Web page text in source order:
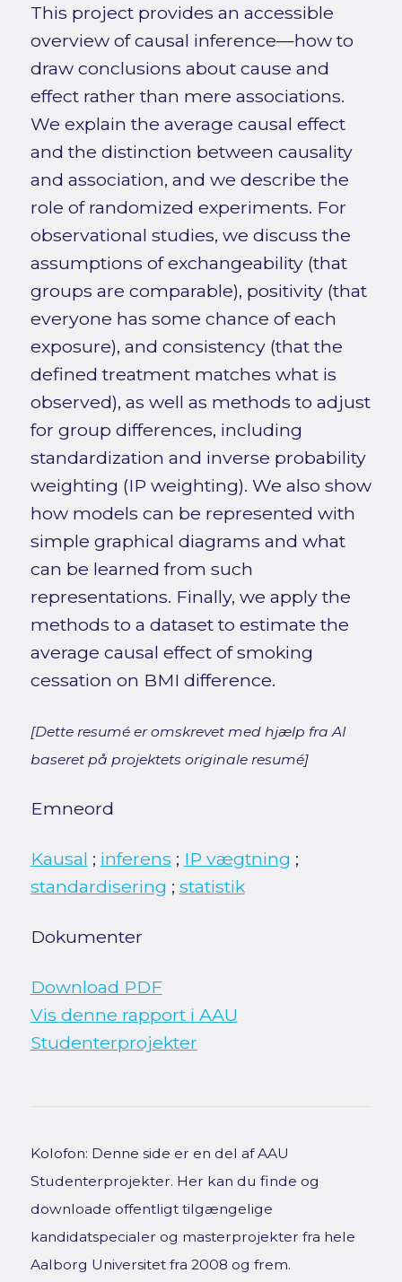
This project provides an accessible
overview of causal inference—how to
draw conclusions about cause and
effect rather than mere associations.
We explain the average causal effect
and the distinction between causality
and association, and we describe the
role of randomized experiments. For
observational studies, we discuss the
assumptions of exchangeability (that
groups are comparable), positivity (that
everyone has some chance of each
exposure), and consistency (that the
defined treatment matches what is
observed), as well as methods to adjust
for group differences, including
standardization and inverse probability
weighting (IP weighting). We also show
how models can be represented with
simple graphical diagrams and what
can be learned from such
representations. Finally, we apply the
methods to a dataset to estimate the
average causal effect of smoking
cessation on BMI difference.
[Dette resumé er omskrevet med hjælp fra AI
baseret på projektets originale resumé]
Emneord
Kausal ; inferens ; IP vægtning ;
standardisering ; statistik
Dokumenter
Download PDF
Vis denne rapport i AAU
Studenterprojekter
Kolofon: Denne side er en del af AAU
Studenterprojekter. Her kan du finde og
downloade offentligt tilgængelige
kandidatspecialer og masterprojekter fra hele
Aalborg Universitet fra 2008 og frem.